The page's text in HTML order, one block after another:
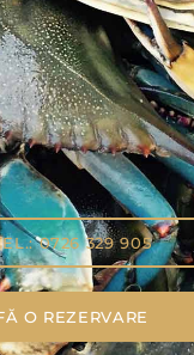
0726 329 905
O REZERVARE